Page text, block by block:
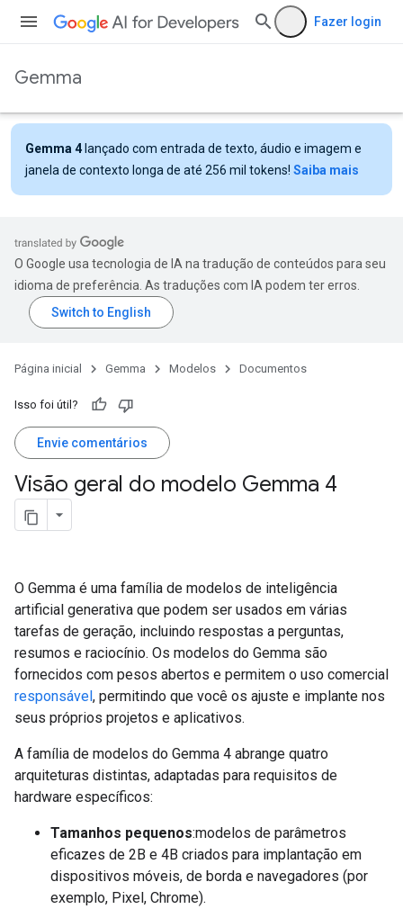
Fazer login
Gemma
Gemma 4 lançado com entrada de texto, áudio e imagem e
janela de contexto longa de até 256 mil tokens! Saiba mais
O Google usa tecnologia de IA na tradução de conteúdos para seu
idioma de preferência. As traduções com IA podem ter erros.
Página inicial Gemma Modelos Documentos
Isso foi útil?
Envie comentários
Visão geral do modelo Gemma 4
O Gemma é uma família de modelos de inteligência
artificial generativa que podem ser usados em várias
tarefas de geração, incluindo respostas a perguntas,
resumos e raciocínio. Os modelos do Gemma são
fornecidos com pesos abertos e permitem o uso comercial
responsável, permitindo que você os ajuste e implante nos
seus próprios projetos e aplicativos.
A família de modelos do Gemma 4 abrange quatro
arquiteturas distintas, adaptadas para requisitos de
hardware específicos:
Tamanhos pequenos:modelos de parâmetros
eficazes de 2B e 4B criados para implantação em
dispositivos móveis, de borda e navegadores (por
exemplo, Pixel, Chrome).